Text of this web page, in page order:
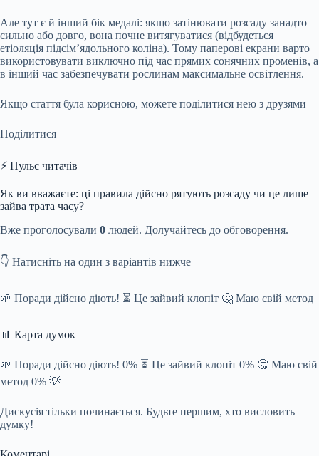
Але тут є й інший бік медалі: якщо затінювати розсаду занадто
сильно або довго, вона почне витягуватися (відбудеться
етіоляція підсім’ядольного коліна). Тому паперові екрани варто
використовувати виключно під час прямих сонячних променів, а
в інший час забезпечувати рослинам максимальне освітлення.
Якщо стаття була корисною, можете поділитися нею з друзями
Поділитися
⚡ Пульс читачів
Як ви вважаєте: ці правила дійсно рятують розсаду чи це лише
зайва трата часу?
Вже проголосували 0 людей. Долучайтесь до обговорення.
👇 Натисніть на один з варіантів нижче
🌱 Поради дійсно діють! ⏳ Це зайвий клопіт 🤔 Маю свій метод
📊 Карта думок
🌱 Поради дійсно діють! 0% ⏳ Це зайвий клопіт 0% 🤔 Маю свій
метод 0% 💡
Дискусія тільки починається. Будьте першим, хто висловить
думку!